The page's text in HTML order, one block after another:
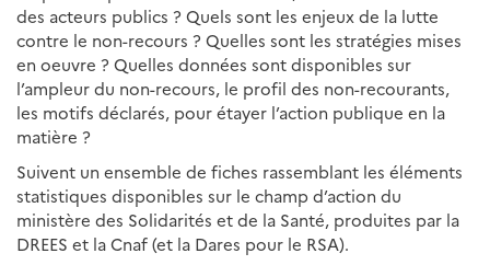
des acteurs publics ? Quels sont les enjeux de la lutte
contre le non-recours ? Quelles sont les stratégies mises
en oeuvre ? Quelles données sont disponibles sur
l’ampleur du non-recours, le profil des non-recourants,
les motifs déclarés, pour étayer l’action publique en la
matière ?
Suivent un ensemble de fiches rassemblant les éléments
statistiques disponibles sur le champ d’action du
ministère des Solidarités et de la Santé, produites par la
DREES et la Cnaf (et la Dares pour le RSA).